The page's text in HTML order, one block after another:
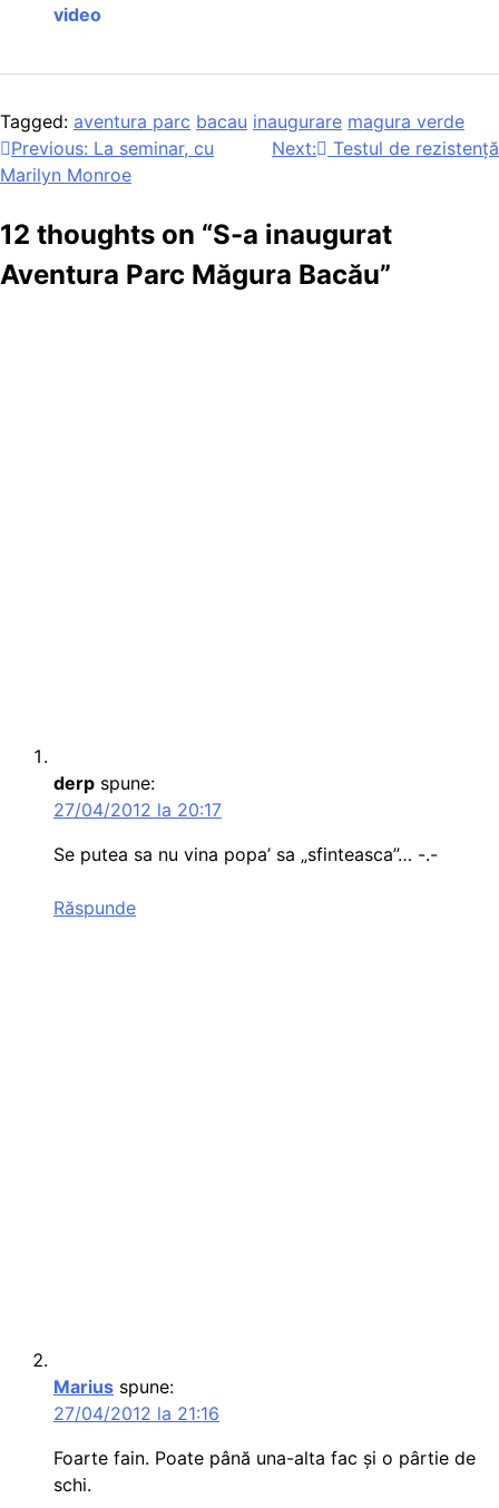
video
Tagged: aventura parc bacau inaugurare magura verde
Navigare
în
articole
Previous: La seminar, cu
Marilyn Monroe
Next: Testul de rezistenţă
12 thoughts on “S-a inaugurat
Aventura Parc Măgura Bacău”
derp spune:
27/04/2012 la 20:17
Se putea sa nu vina popa’ sa „sfinteasca”… -.-
Răspunde
Marius spune:
27/04/2012 la 21:16
Foarte fain. Poate până una-alta fac și o pârtie de
schi.